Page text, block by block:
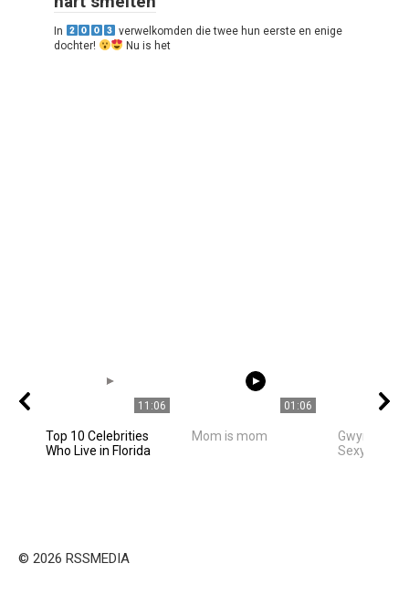
In
verwelkomden die twee hun eerste en enige
dochter!
Nu is het
11:06
Top 10 Celebrities
Who Live in Florida
01:06
Mom is mom
Gwyneth
Sexy Movie
© 2026 RSSMEDIA